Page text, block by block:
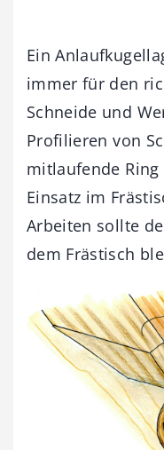
Ein
immer für den
Schneide und
Profilieren von
mitlaufende
Einsatz im
Arbeiten sollte
dem Frästisch